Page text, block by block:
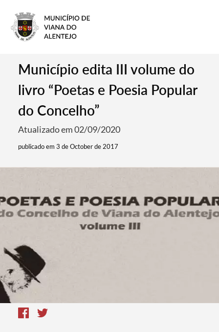
Município edita III volume do
livro “Poetas e Poesia Popular
do Concelho”
Atualizado em 02/09/2020
publicado em 3 de October de 2017